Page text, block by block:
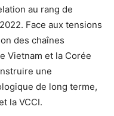
au rang de
Face aux tensions
des chaînes
Vietnam et la Corée
une
de long terme,
la VCCI.